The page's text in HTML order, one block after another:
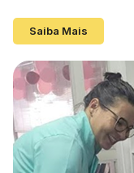
Saiba Mais